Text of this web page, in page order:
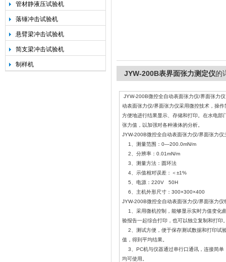
管材静液压试验机
落锤冲击试验机
悬臂梁冲击试验机
简支梁冲击试验机
制样机
JYW-200B表界面张力测定仪的
JYW-200B微控全自动表面张力仪/界面张力
动表面张力仪/界面张力仪采用微控技术，操
方便地进行结果显示、存储和打印。在水电
张力值，以加强对各种液体的分析。
JYW-200B微控全自动表面张力仪/界面张力仪
1、测量范围：0—200.0mN/m
2、分辨率：0.01mN/m
3、测量方法：圆环法
4、示值相对误差：＜±1%
5、电源：220V 50H
6、主机外形尺寸：300×300×400
JYW-200B微控全自动表面张力仪/界面张力仪
1、采用微机控制，能够显示实时力值变化
验报告一起综合打印，也可以独立复制和打印
2、测试方便，便于保存测试数据和打印试
值，得到平均结果。
3、PC机与仪器通过串行口通讯，连接简单
均可使用。